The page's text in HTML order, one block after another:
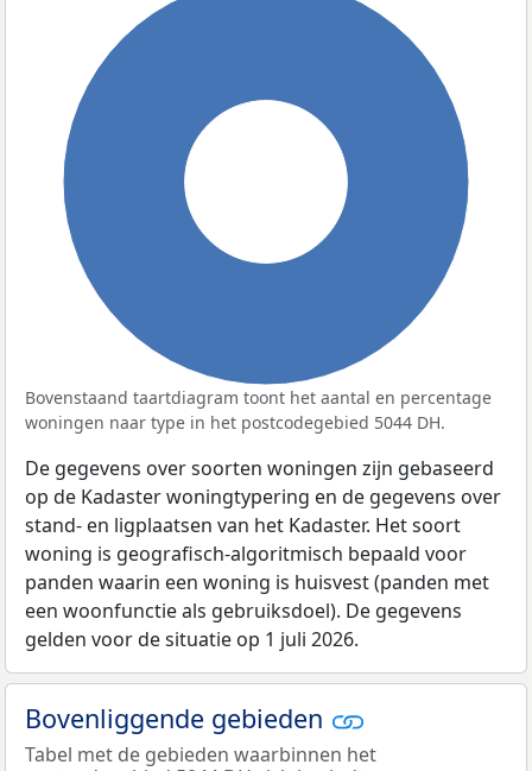
Bovenstaand taartdiagram toont het aantal en percentage
woningen naar type in het postcodegebied 5044 DH.
De gegevens over soorten woningen zijn gebaseerd
op de Kadaster woningtypering en de gegevens over
stand- en ligplaatsen van het Kadaster. Het soort
woning is geografisch-algoritmisch bepaald voor
panden waarin een woning is huisvest (panden met
een woonfunctie als gebruiksdoel). De gegevens
gelden voor de situatie op 1 juli 2026.
Bovenliggende gebieden
Tabel met de gebieden waarbinnen het